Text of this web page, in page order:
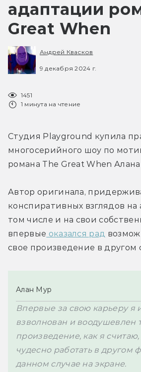
адаптации
Great When
Андрей Квасков
9 декабря 2024 г.
1451
1 минута на чтение
Студия Playground купила
многосерийного шоу по
романа The Great When
Автор оригинала,
конспиративных взглядов на
том числе и на свои
впервые оказался рад
свое произведение в другом
Алан Мур
Впервые за свою карьеру я
взволнован и воодушевлен
произведение, как я
чудесно работать в другом
данном случае на экране.